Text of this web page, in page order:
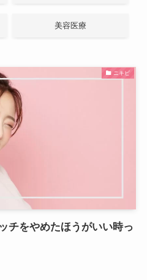
美容医療
ニキビ
チをやめたほうがいい時っ